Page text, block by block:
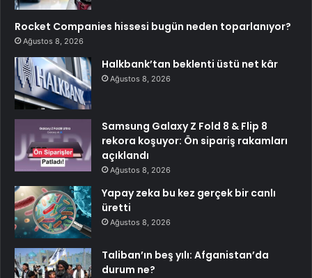
Rocket Companies hissesi bugün neden toparlanıyor?
Ağustos 8, 2026
Halkbank’tan beklenti üstü net kâr
Ağustos 8, 2026
Samsung Galaxy Z Fold 8 & Flip 8
rekora koşuyor: Ön sipariş rakamları
açıklandı
Ağustos 8, 2026
Yapay zeka bu kez gerçek bir canlı
üretti
Ağustos 8, 2026
Taliban’ın beş yılı: Afganistan’da
durum ne?